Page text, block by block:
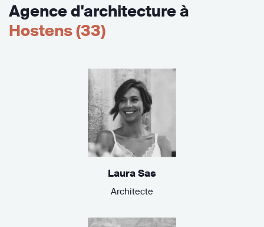
Agence d'architecture à
Hostens (33)
Laura Sas
Architecte